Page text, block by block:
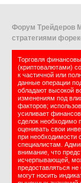
Форум Трейдеров
стратегиями
Торговля
(криптовалютами)
к частичной или
данные операции
обладают высокой
изменениям под
факторов;
усиливает
сделок необходимо
оценивать свои
при необходимости
специалистам.
внимание, что
исчерпывающей,
предоставляться
могут носить